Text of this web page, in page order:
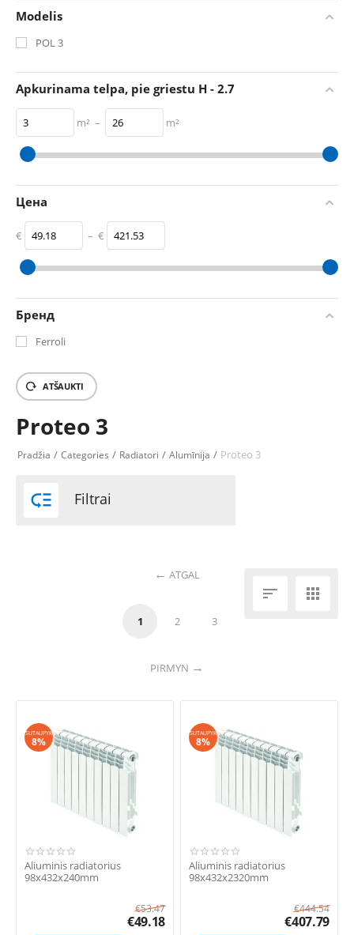
Modelis
POL 3
Apkurinama telpa, pie griestu H - 2.7
m² – m²
m² m²
Цена
€ – €
49.18 421.53
Бренд
Ferroli
ATŠAUKTI
Proteo 3
Pradžia / Categories / Radiatori / Alumīnija / Proteo 3
 Filtrai
ATGAL
1 2 3
PIRMYN
 
SUTAUPYK
8%
Aliuminis radiatorius
98x432x240mm
€53.47
€49.18
SUTAUPYK
8%
Aliuminis radiatorius
98x432x2320mm
€444.54
€407.79